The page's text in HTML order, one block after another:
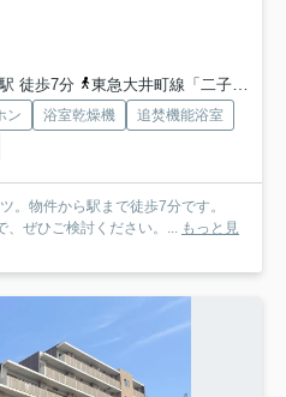
徒歩7分
東急大井町線「二子玉川」駅 徒歩7分
ン 浴室乾燥機
追焚機能浴室
。物件から駅まで徒歩7分です。
ぜひご検討ください。...
もっと見